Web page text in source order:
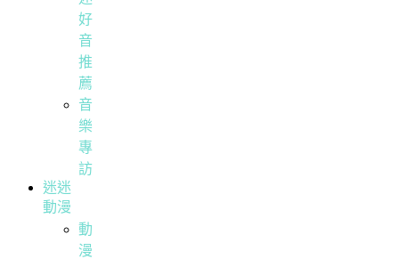
好
音
推
薦
音
樂
專
訪
迷迷
動漫
動
漫